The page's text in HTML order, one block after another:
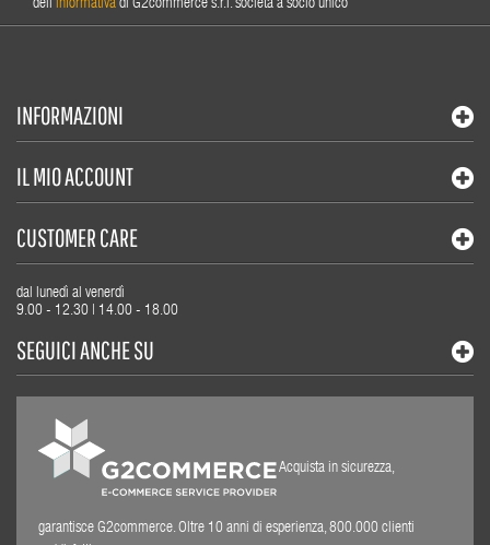
dell'informativa di G2commerce s.r.l. società a socio unico
INFORMAZIONI
IL MIO ACCOUNT
CUSTOMER CARE
dal lunedì al venerdì
9.00 - 12.30 | 14.00 - 18.00
SEGUICI ANCHE SU
Acquista in sicurezza,
garantisce G2commerce. Oltre 10 anni di esperienza, 800.000 clienti